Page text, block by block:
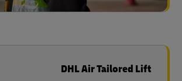
DHL Air Tailored Lift